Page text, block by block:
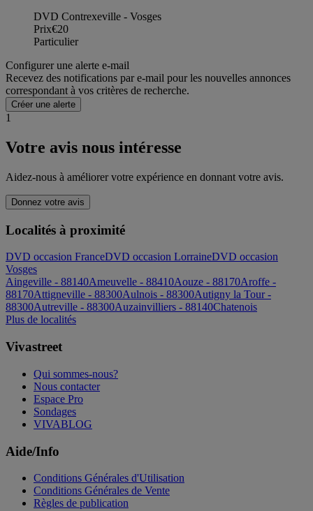
DVD Contrexeville - Vosges
Prix€20
Particulier
Configurer une alerte e-mail
Recevez des notifications par e-mail pour les nouvelles annonces
correspondant à vos critères de recherche.
Créer une alerte
1
Votre avis nous intéresse
Aidez-nous à améliorer votre expérience en donnant votre avis.
Donnez votre avis
Localités à proximité
DVD occasion FranceDVD occasion LorraineDVD occasion
Vosges
Aingeville - 88140Ameuvelle - 88410Aouze - 88170Aroffe -
88170Attigneville - 88300Aulnois - 88300Autigny la Tour -
88300Autreville - 88300Auzainvilliers - 88140Chatenois
Plus de localités
Vivastreet
Qui sommes-nous?
Nous contacter
Espace Pro
Sondages
VIVABLOG
Aide/Info
Conditions Générales d'Utilisation
Conditions Générales de Vente
Règles de publication